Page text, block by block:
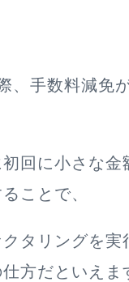
、手数料減免
回に小さな金
ことで、
タリングを実
方だといえま